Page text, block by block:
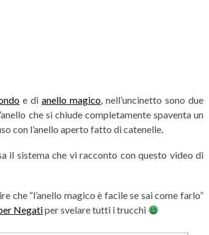
e di anello magico, nell’uncinetto sono due
che si chiude completamente spaventa un
con l’anello aperto fatto di catenelle.
il sistema che vi racconto con questo video di
“l’anello magico è facile se sai come farlo”
Negatiper svelare tutti i trucchi